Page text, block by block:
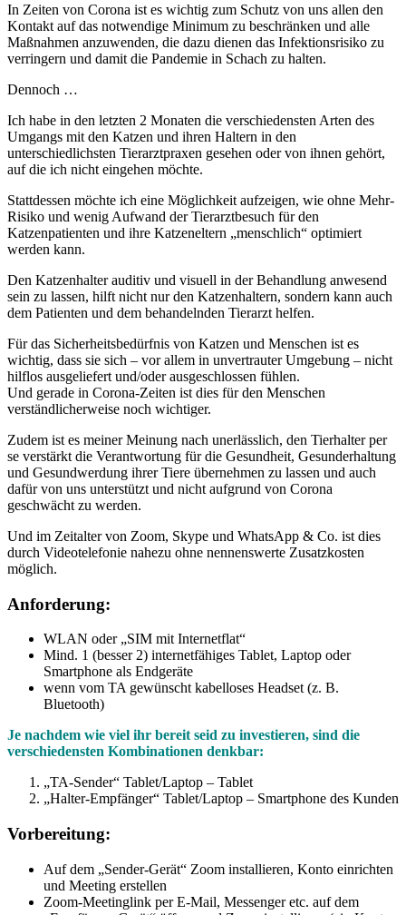
In Zeiten von Corona ist es wichtig zum Schutz von uns allen den
Kontakt auf das notwendige Minimum zu beschränken und alle
Maßnahmen anzuwenden, die dazu dienen das Infektionsrisiko zu
verringern und damit die Pandemie in Schach zu halten.
Dennoch …
Ich habe in den letzten 2 Monaten die verschiedensten Arten des
Umgangs mit den Katzen und ihren Haltern in den
unterschiedlichsten Tierarztpraxen gesehen oder von ihnen gehört,
auf die ich nicht eingehen möchte.
Stattdessen möchte ich eine Möglichkeit aufzeigen, wie ohne Mehr-
Risiko und wenig Aufwand der Tierarztbesuch für den
Katzenpatienten und ihre Katzeneltern „menschlich“ optimiert
werden kann.
Den Katzenhalter auditiv und visuell in der Behandlung anwesend
sein zu lassen, hilft nicht nur den Katzenhaltern, sondern kann auch
dem Patienten und dem behandelnden Tierarzt helfen.
Für das Sicherheitsbedürfnis von Katzen und Menschen ist es
wichtig, dass sie sich – vor allem in unvertrauter Umgebung – nicht
hilflos ausgeliefert und/oder ausgeschlossen fühlen.
Und gerade in Corona-Zeiten ist dies für den Menschen
verständlicherweise noch wichtiger.
Zudem ist es meiner Meinung nach unerlässlich, den Tierhalter per
se verstärkt die Verantwortung für die Gesundheit, Gesunderhaltung
und Gesundwerdung ihrer Tiere übernehmen zu lassen und auch
dafür von uns unterstützt und nicht aufgrund von Corona
geschwächt zu werden.
Und im Zeitalter von Zoom, Skype und WhatsApp & Co. ist dies
durch Videotelefonie nahezu ohne nennenswerte Zusatzkosten
möglich.
Anforderung:
WLAN oder „SIM mit Internetflat“
Mind. 1 (besser 2) internetfähiges Tablet, Laptop oder
Smartphone als Endgeräte
wenn vom TA gewünscht kabelloses Headset (z. B.
Bluetooth)
Je nachdem wie viel ihr bereit seid zu investieren, sind die
verschiedensten Kombinationen denkbar:
„TA-Sender“ Tablet/Laptop – Tablet
„Halter-Empfänger“ Tablet/Laptop – Smartphone des Kunden
Vorbereitung:
Auf dem „Sender-Gerät“ Zoom installieren, Konto einrichten
und Meeting erstellen
Zoom-Meetinglink per E-Mail, Messenger etc. auf dem